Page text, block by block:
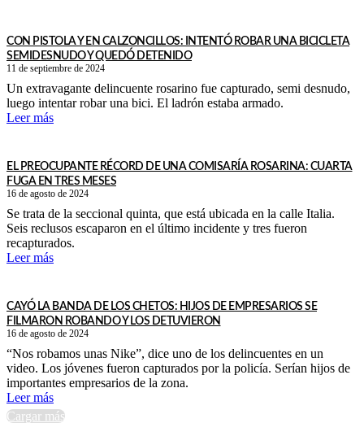
CON PISTOLA Y EN CALZONCILLOS: INTENTÓ ROBAR UNA BICICLETA
SEMIDESNUDO Y QUEDÓ DETENIDO
11 de septiembre de 2024
Un extravagante delincuente rosarino fue capturado, semi desnudo,
luego intentar robar una bici. El ladrón estaba armado.
Leer más
EL PREOCUPANTE RÉCORD DE UNA COMISARÍA ROSARINA: CUARTA
FUGA EN TRES MESES
16 de agosto de 2024
Se trata de la seccional quinta, que está ubicada en la calle Italia.
Seis reclusos escaparon en el último incidente y tres fueron
recapturados.
Leer más
CAYÓ LA BANDA DE LOS CHETOS: HIJOS DE EMPRESARIOS SE
FILMARON ROBANDO Y LOS DETUVIERON
16 de agosto de 2024
“Nos robamos unas Nike”, dice uno de los delincuentes en un
video. Los jóvenes fueron capturados por la policía. Serían hijos de
importantes empresarios de la zona.
Leer más
Cargar más